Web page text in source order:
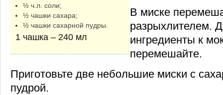
½ ч.л. соли;
½ чашки сахара;
½ чашки сахарной пудры.
1 чашка – 240 мл
В миске
разрыхлителем.
ингредиенты к
перемешайте.
Приготовьте две небольшие миски с
пудрой.